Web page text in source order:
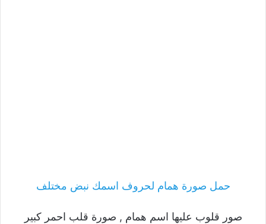
حمل صورة همام لحروف اسمك نبض مختلف
صور قلوب عليها اسم همام , صورة قلب احمر كبير